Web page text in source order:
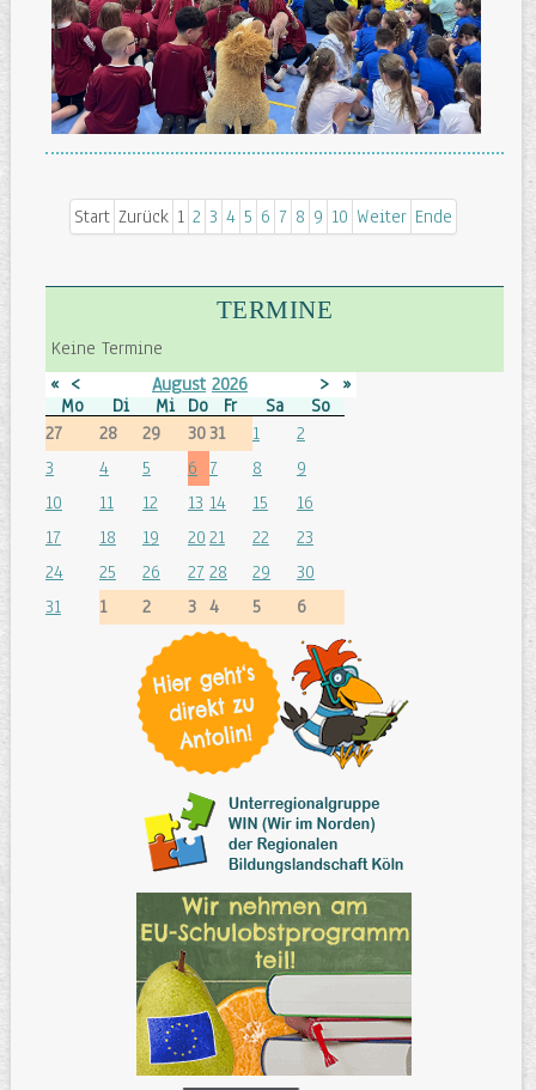
Seite 1 von 20
Start Zurück 1 2 3 4 5 6 7 8 9 10 Weiter Ende
TERMINE
Keine Termine
« < August 2026 > »
Mo
Di Mi Do Fr Sa
So
27
28 29 3031 1
2
3
4 5 6 7 8
9
10
11 12 13 14 15
16
17
18 19 20 21 22
23
24
25 26 27 28 29
30
31
1 2 3 4 5 6